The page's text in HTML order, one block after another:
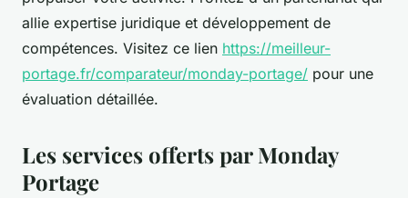
allie expertise juridique et développement de
compétences. Visitez ce lien https://meilleur-
portage.fr/comparateur/monday-portage/ pour une
évaluation détaillée.
Les services offerts par Monday
Portage